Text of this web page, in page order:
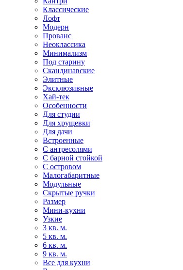
Классические
Лофт
Модерн
Прованс
Неоклассика
Минимализм
Под старину
Скандинавские
Элитные
Эксклюзивные
Хай-тек
Особенности
Для студии
Для хрущевки
Для дачи
Встроенные
С антресолями
С барной стойкой
С островом
Малогабаритные
Модульные
Скрытые ручки
Размер
Мини-кухни
Узкие
3 кв. м.
5 кв. м.
6 кв. м.
9 кв. м.
Все для кухни